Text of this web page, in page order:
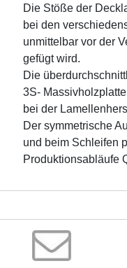
Die Stöße der
bei den
unmittelbar vor der
gefügt wird.
Die
3S-
bei der
Der symmetrische
und beim Schleifen
Produktionsabläufe